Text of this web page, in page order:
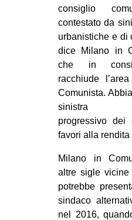
consiglio
contestato da
urbanistiche e di
dice Milano in
che in
racchiude
Comunista.
sinistra
progressivo
favori alla
Milano in
altre sigle
potrebbe
sindaco
nel 2016,